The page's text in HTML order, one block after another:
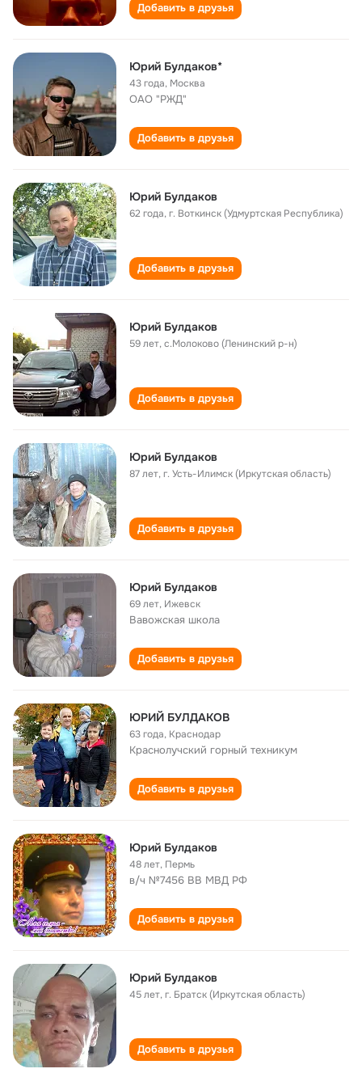
Добавить в друзья
Юрий Булдаков*
43 года, Москва
ОАО "РЖД"
Добавить в друзья
Юрий Булдаков
62 года,г. Воткинск (Удмуртская Республика)
Добавить в друзья
Юрий Булдаков
59 лет,с.Молоково (Ленинский р-н)
Добавить в друзья
Юрий Булдаков
87 лет,г. Усть-Илимск (Иркутская область)
Добавить в друзья
Юрий Булдаков
69 лет, Ижевск
Вавожская школа
Добавить в друзья
ЮРИЙ БУЛДАКОВ
63 года, Краснодар
Краснолучский горный техникум
Добавить в друзья
Юрий Булдаков
48 лет, Пермь
в/ч №7456 ВВ МВД РФ
Добавить в друзья
Юрий Булдаков
45 лет,г. Братск (Иркутская область)
Добавить в друзья